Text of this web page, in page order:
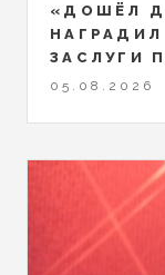
«ДОШЁЛ
ЗАСЛУГИ
05.08.2026